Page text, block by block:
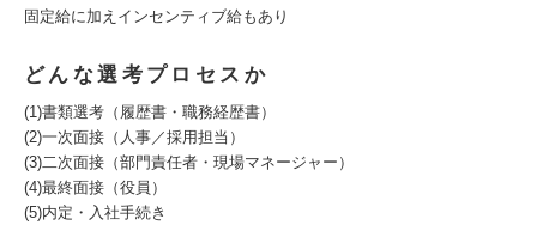
固定給に加えインセンティブ給もあり
どんな選考プロセスか
(1)書類選考（履歴書・職務経歴書）
(2)一次面接（人事／採用担当）
(3)二次面接（部門責任者・現場マネージャー）
(4)最終面接（役員）
(5)内定・入社手続き